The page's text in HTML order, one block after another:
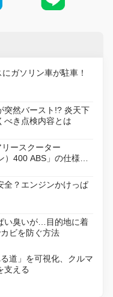
ガソリン車が駐車！
突然バースト!? 炎天下
べき点検内容とは
ースクーター
）400 ABS」の仕様を
全？エンジンかけっぱ
い臭いが…目的地に着
ビを防ぐ方法
道」を可視化、クルマ
支える